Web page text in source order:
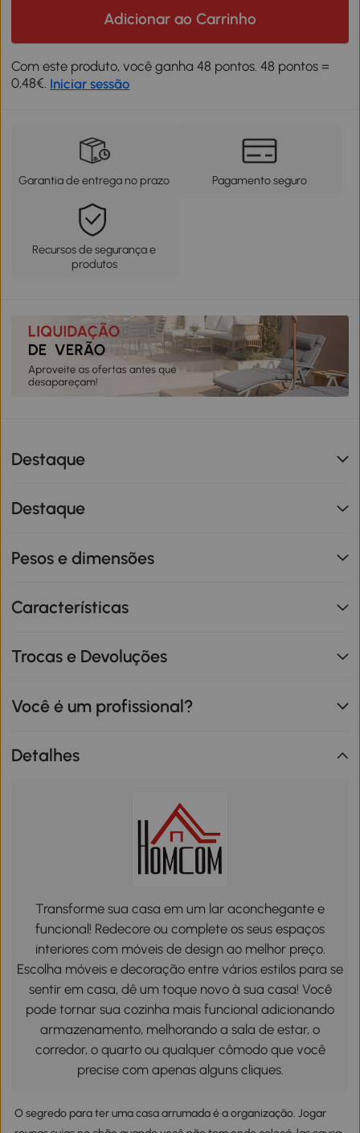
Adicionar ao Carrinho
Com este produto, você ganha 48 pontos. 48 pontos =
0,48€. Iniciar sessão
Garantia de entrega no prazo Pagamento seguro
Recursos de segurança e
produtos
Destaque
Destaque
Pesos e dimensões
Características
Trocas e Devoluções
Você é um profissional?
Detalhes
Transforme sua casa em um lar aconchegante e
funcional! Redecore ou complete os seus espaços
interiores com móveis de design ao melhor preço.
Escolha móveis e decoração entre vários estilos para se
sentir em casa, dê um toque novo à sua casa! Você
pode tornar sua cozinha mais funcional adicionando
armazenamento, melhorando a sala de estar, o
corredor, o quarto ou qualquer cômodo que você
precise com apenas alguns cliques.
O segredo para ter uma casa arrumada é a organização. Jogar